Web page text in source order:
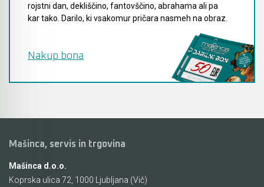
rojstni dan, dekliščino, fantovščino, abrahama ali pa
kar tako. Darilo, ki vsakomur pričara nasmeh na obraz.
Nakup bona
Mašinca, servis in trgovina
Mašinca d.o.o.
Koprska ulica 72, 1000 Ljubljana (Vič)